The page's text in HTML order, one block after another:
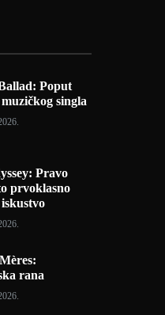
Poput
singla
Pravo
prvoklasno
rana